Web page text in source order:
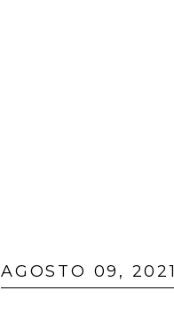
AGOSTO 09, 2021